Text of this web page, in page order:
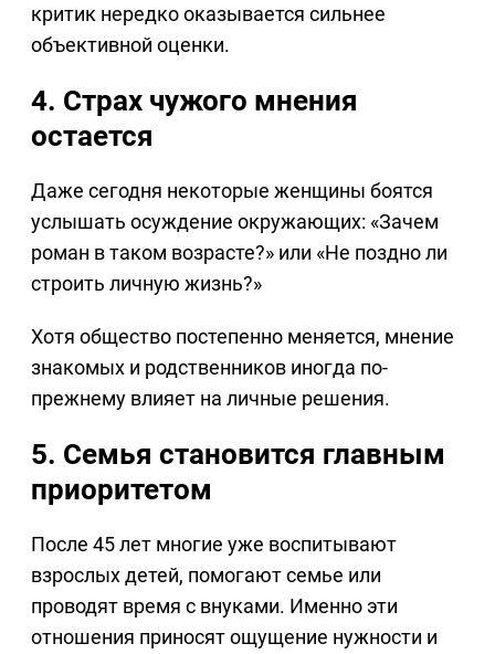
критик нередко оказывается сильнее
объективной оценки.
4. Страх чужого мнения
остается
Даже сегодня некоторые женщины боятся
услышать осуждение окружающих: «Зачем
роман в таком возрасте?» или «Не поздно ли
строить личную жизнь?»
Хотя общество постепенно меняется, мнение
знакомых и родственников иногда по-
прежнему влияет на личные решения.
5. Семья становится главным
приоритетом
После 45 лет многие уже воспитывают
взрослых детей, помогают семье или
проводят время с внуками. Именно эти
отношения приносят ощущение нужности и